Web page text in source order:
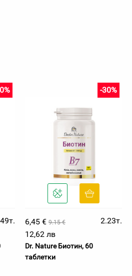
6,45 € 9.15 €
-30%
2.23т.
12,62 лв
Dr. Nature Биотин, 60
таблетки